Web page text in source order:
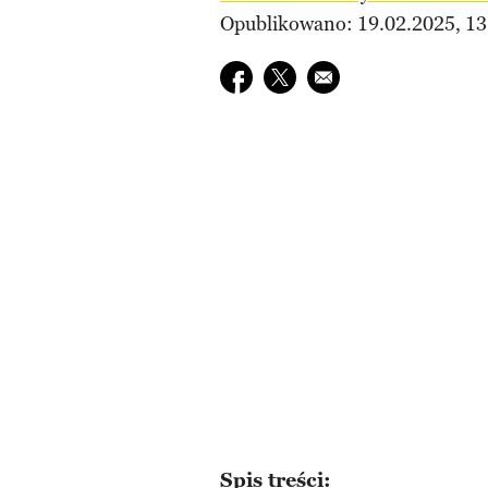
Opublikowano: 19.02.2025,
Udostępnij na facebook
Udostępnij na twitter
E-mail do przyjaciela
Spis treści: